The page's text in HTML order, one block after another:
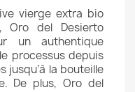
vierge extra bio
Oro del Desierto
un authentique
processus depuis
jusqu’à la bouteille
De plus, Oro del